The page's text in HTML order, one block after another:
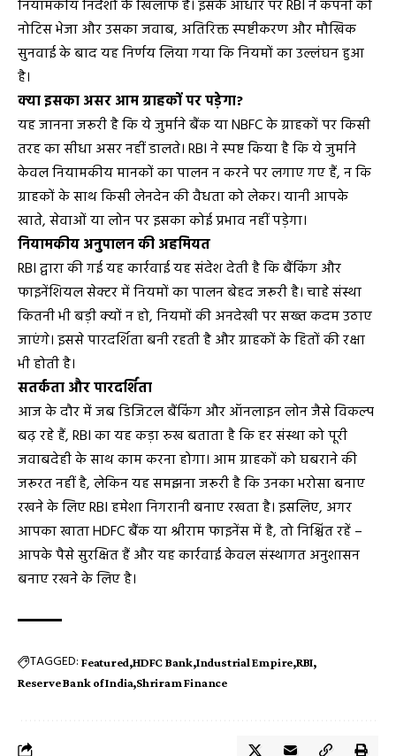
नियामकीय निर्देशों के खिलाफ है। इसके आधार पर RBI ने कंपनी को
नोटिस भेजा और उसका जवाब, अतिरिक्त स्पष्टीकरण और मौखिक
सुनवाई के बाद यह निर्णय लिया गया कि नियमों का उल्लंघन हुआ
है।
क्या इसका असर आम ग्राहकों पर पड़ेगा?
यह जानना जरूरी है कि ये जुर्माने बैंक या NBFC के ग्राहकों पर किसी
तरह का सीधा असर नहीं डालते। RBI ने स्पष्ट किया है कि ये जुर्माने
केवल नियामकीय मानकों का पालन न करने पर लगाए गए हैं, न कि
ग्राहकों के साथ किसी लेनदेन की वैधता को लेकर। यानी आपके
खाते, सेवाओं या लोन पर इसका कोई प्रभाव नहीं पड़ेगा।
नियामकीय अनुपालन की अहमियत
RBI द्वारा की गई यह कार्रवाई यह संदेश देती है कि बैंकिंग और
फाइनेंशियल सेक्टर में नियमों का पालन बेहद जरूरी है। चाहे संस्था
कितनी भी बड़ी क्यों न हो, नियमों की अनदेखी पर सख्त कदम उठाए
जाएंगे। इससे पारदर्शिता बनी रहती है और ग्राहकों के हितों की रक्षा
भी होती है।
सतर्कता और पारदर्शिता
आज के दौर में जब डिजिटल बैंकिंग और ऑनलाइन लोन जैसे विकल्प
बढ़ रहे हैं, RBI का यह कड़ा रुख बताता है कि हर संस्था को पूरी
जवाबदेही के साथ काम करना होगा। आम ग्राहकों को घबराने की
जरूरत नहीं है, लेकिन यह समझना जरूरी है कि उनका भरोसा बनाए
रखने के लिए RBI हमेशा निगरानी बनाए रखता है। इसलिए, अगर
आपका खाता HDFC बैंक या श्रीराम फाइनेंस में है, तो निश्चिंत रहें –
आपके पैसे सुरक्षित हैं और यह कार्रवाई केवल संस्थागत अनुशासन
बनाए रखने के लिए है।
TAGGED: Featured HDFC Bank Industrial Empire RBI
Reserve Bank of India Shriram Finance